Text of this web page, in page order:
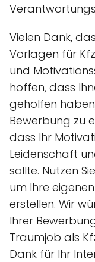
Vielen Dank,
Vorlagen für
und
hoffen, dass
geholfen
Bewerbung zu
dass Ihr
Leidenschaft
sollte. Nutzen
um Ihre
erstellen. Wir
Ihrer
Traumjob als
Dank für Ihr